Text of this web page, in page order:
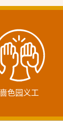
啬色园义工